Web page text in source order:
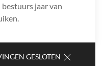
jaar van
GESLOTEN